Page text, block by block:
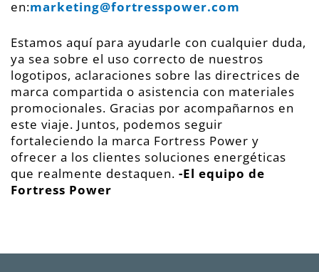
en:marketing@fortresspower.com
Estamos aquí para ayudarle con cualquier duda,
ya sea sobre el uso correcto de nuestros
logotipos, aclaraciones sobre las directrices de
marca compartida o asistencia con materiales
promocionales. Gracias por acompañarnos en
este viaje. Juntos, podemos seguir
fortaleciendo la marca Fortress Power y
ofrecer a los clientes soluciones energéticas
que realmente destaquen. -El equipo de
Fortress Power